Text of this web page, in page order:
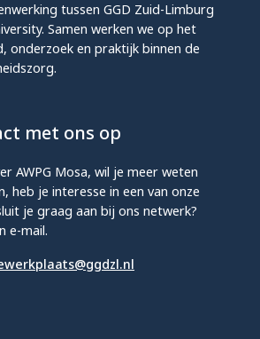
tussen GGD Zuid-Limburg
Samen werken we op het
onderzoek en praktijk binnen de
met ons op
AWPG Mosa, wil je meer weten
heb je interesse in een van onze
je graag aan bij ons netwerk?
e-mail.